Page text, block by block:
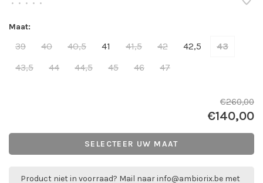
• • • • •
Maat:
39 40 40,5 41 41,5 42 42,5
43
43,5
44 44,5 45 46 47
€260,00
€140,00
SELECTEER UW MAAT
Product niet in voorraad? Mail naarinfo@ambiorix.be met